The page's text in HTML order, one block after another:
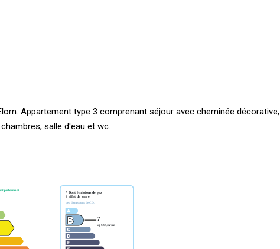
Appartement type 3 comprenant séjour avec cheminée décorative,
salle d'eau et wc.